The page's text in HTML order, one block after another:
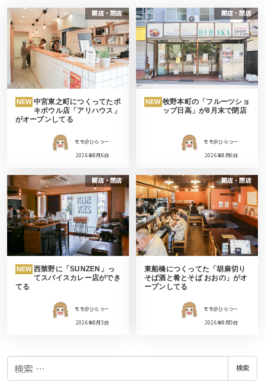
開店・閉店
NEW 中宮東之町につくってたポ
キボウル店「アリハウス」
がオープンしてる
モモ＠ひらつー
2026年8月6日
開店・閉店
NEW 牧野本町の「フルーツショ
ップ日高」が8月末で閉店
モモ＠ひらつー
2026年8月6日
開店・閉店
NEW 西禁野に「SUNZEN」っ
てスパイスカレー店ができ
てる
モモ＠ひらつー
2026年8月5日
開店・閉店
東船橋につくってた「胡麻切り
そば酒と肴とそば おおの」がオ
ープンしてる
モモ＠ひらつー
2026年8月5日
検
検索